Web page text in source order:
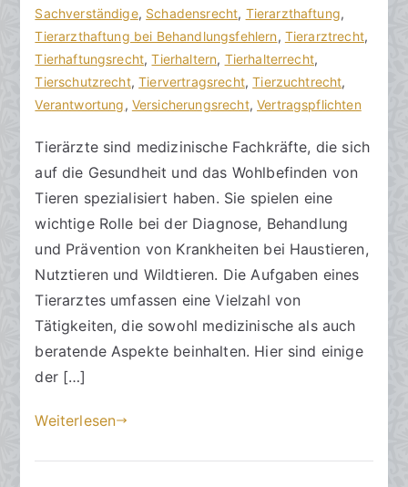
s
a
n
w
ä
t
e
e
n
t
l
i
h
t
a
m
p
r
i
l
0
Sachverständige, Schadensrecht, Tierarzthaftung,
Tierarzthaftung bei Behandlungsfehlern, Tierarztrecht,
Tierhaftungsrecht,Tierhaltern, Tierhalterrecht,
Tierschutzrecht,Tiervertragsrecht,Tierzuchtrecht,
Verantwortung, Versicherungsrecht,Vertragspflichten
r
e
zu
Tierarztaufgaben
und
Verantwortung
Tierärzte sind medizinische Fachkräfte, die sich
auf die Gesundheit und das Wohlbefinden von
Tieren spezialisiert haben. Sie spielen eine
wichtige Rolle bei der Diagnose, Behandlung
und Prävention von Krankheiten bei Haustieren,
Nutztieren und Wildtieren. Die Aufgaben eines
Tierarztes umfassen eine Vielzahl von
Tätigkeiten, die sowohl medizinische als auch
beratende Aspekte beinhalten. Hier sind einige
der […]
Weiterlesen